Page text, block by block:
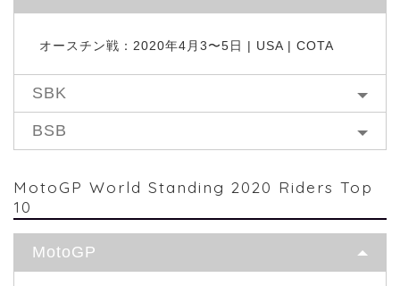
オースチン戦：2020年4月3〜5日 | USA | COTA
SBK
BSB
MotoGP World Standing 2020 Riders Top
10
MotoGP